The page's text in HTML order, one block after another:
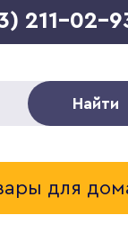
211-02-
Найти
для